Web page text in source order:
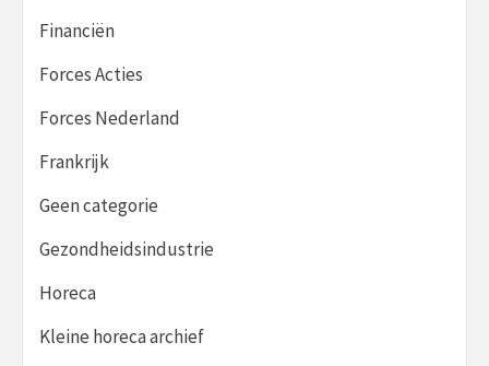
Financiën
Forces Acties
Forces Nederland
Frankrijk
Geen categorie
Gezondheidsindustrie
Horeca
Kleine horeca archief